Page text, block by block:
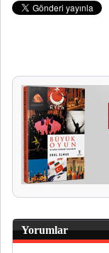
Yorumlar